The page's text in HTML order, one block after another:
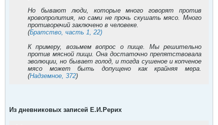
Но бывают люди, которые много говорят против
кровопролития, но сами не прочь скушать мясо. Много
противоречий заключено в человеке.
(Братство, часть 1, 22)
К примеру, возьмем вопрос о пище. Мы решительно
против мясной пищи. Она достаточно препятствовала
эволюции, но бывает голод, и тогда сушеное и копченое
мясо может быть допущено как крайняя мера.
(Надземное, 372)
Из дневниковых записей Е.И.Рерих